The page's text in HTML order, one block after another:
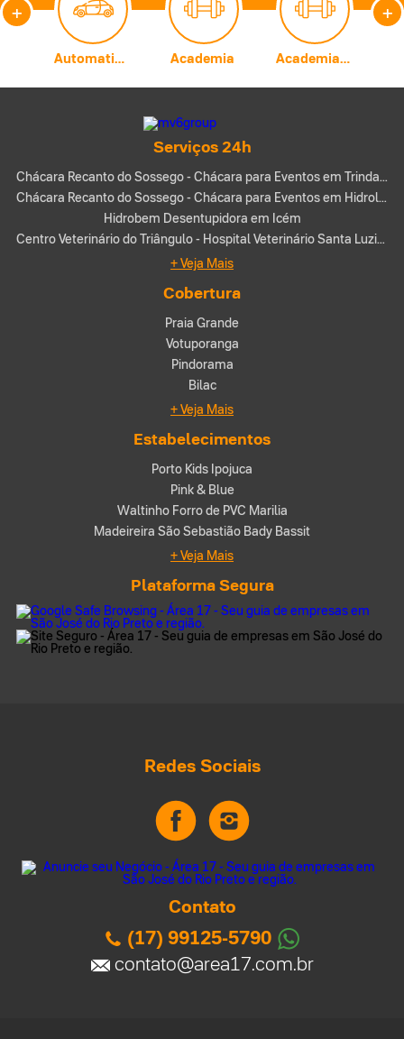
+
Automatização Comercial Academia Academia de Artes Marciais
+
Serviços 24h
Chácara Recanto do Sossego - Chácara para Eventos em Trindade-GO
Chácara Recanto do Sossego - Chácara para Eventos em Hidrolândia-GO
Hidrobem Desentupidora em Icém
Centro Veterinário do Triângulo - Hospital Veterinário Santa Luzia (Uberlândia-MG)
+ Veja Mais
Cobertura
Praia Grande
Votuporanga
Pindorama
Bilac
+ Veja Mais
Estabelecimentos
Porto Kids Ipojuca
Pink & Blue
Waltinho Forro de PVC Marilia
Madeireira São Sebastião Bady Bassit
+ Veja Mais
Plataforma Segura
Redes Sociais
Contato
(17) 99125-5790
contato@area17.com.br